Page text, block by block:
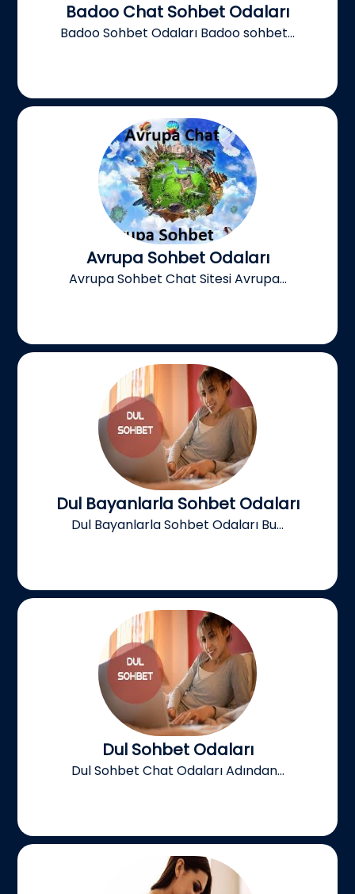
Badoo Chat Sohbet Odaları
Badoo Sohbet Odaları Badoo sohbet...
Avrupa Sohbet Odaları
Avrupa Sohbet Chat Sitesi Avrupa...
Dul Bayanlarla Sohbet Odaları
Dul Bayanlarla Sohbet Odaları Bu...
Dul Sohbet Odaları
Dul Sohbet Chat Odaları Adından...